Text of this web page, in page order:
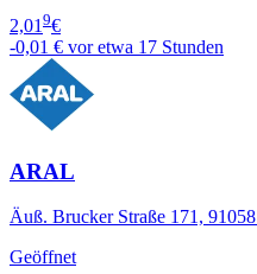
2,01 9€
-0,01 € vor etwa 17 Stunden
ARAL
Äuß. Brucker Straße 171,
Geöffnet